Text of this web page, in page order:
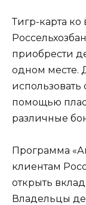
Тигр-карта ко
приобрести
одном месте.
использовать
помощью
различные
Программа
клиентам
открыть
Владельцы